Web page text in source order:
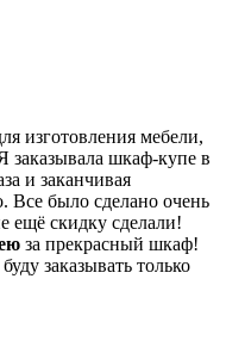
изготовления мебели,
шкаф-купе в
и заканчивая
было сделано очень
ещё скидку сделали!
за прекрасный шкаф!
заказывать только